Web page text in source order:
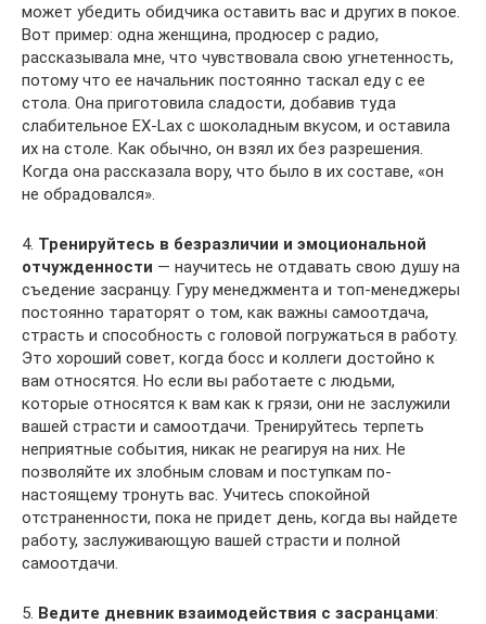
может убедить обидчика оставить вас и других в покое.
Вот пример: одна женщина, продюсер с радио,
рассказывала мне, что чувствовала свою угнетенность,
потому что ее начальник постоянно таскал еду с ее
стола. Она приготовила сладости, добавив туда
слабительное EX-Lax с шоколадным вкусом, и оставила
их на столе. Как обычно, он взял их без разрешения.
Когда она рассказала вору, что было в их составе, «он
не обрадовался».
4. Тренируйтесь в безразличии и эмоциональной
отчужденности — научитесь не отдавать свою душу на
съедение засранцу. Гуру менеджмента и топ-менеджеры
постоянно тараторят о том, как важны самоотдача,
страсть и способность с головой погружаться в работу.
Это хороший совет, когда босс и коллеги достойно к
вам относятся. Но если вы работаете с людьми,
которые относятся к вам как к грязи, они не заслужили
вашей страсти и самоотдачи. Тренируйтесь терпеть
неприятные события, никак не реагируя на них. Не
позволяйте их злобным словам и поступкам по-
настоящему тронуть вас. Учитесь спокойной
отстраненности, пока не придет день, когда вы найдете
работу, заслуживающую вашей страсти и полной
самоотдачи.
5. Ведите дневник взаимодействия с засранцами: